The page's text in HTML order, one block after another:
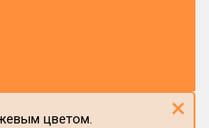
цветом. ×